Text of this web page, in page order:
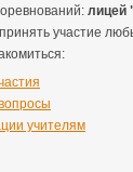
лицей
участие
учителям